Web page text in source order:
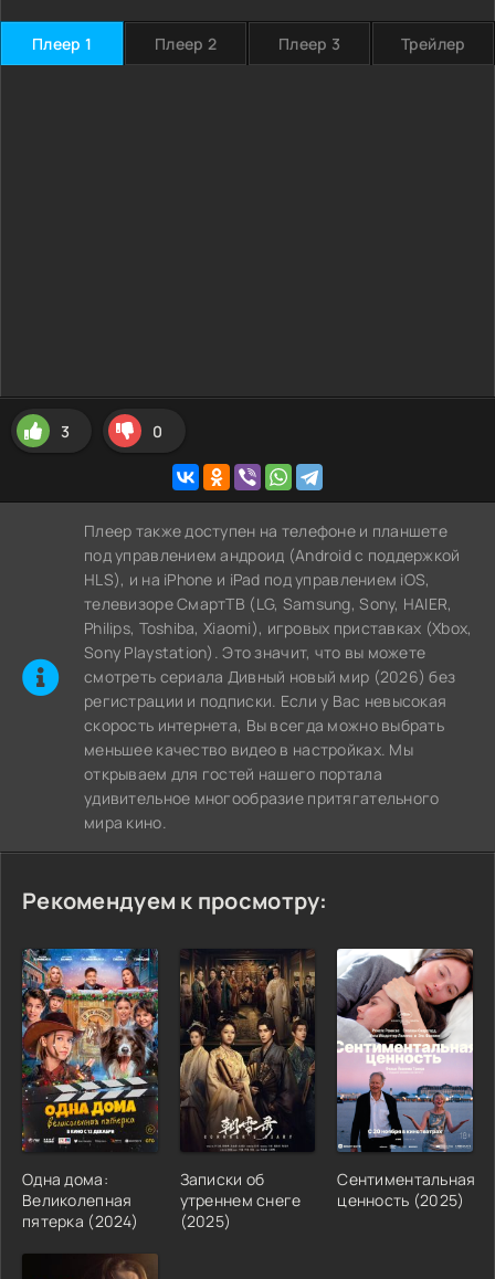
Плеер 1 Плеер 2 Плеер 3 Трейлер
3 0
Плеер также доступен на телефоне и планшете
под управлением андроид (Android с поддержкой
HLS), и на iPhone и iPad под управлением iOS,
телевизоре СмартТВ (LG, Samsung, Sony, HAIER,
Philips, Toshiba, Xiaomi), игровых приставках (Xbox,
Sony Playstation). Это значит, что вы можете
cмотреть сериала Дивный новый мир (2026) без
регистрации и подписки. Если у Вас невысокая
скорость интернета, Вы всегда можно выбрать
меньшее качество видео в настройках. Мы
открываем для гостей нашего портала
удивительное многообразие притягательного
мира кино.
Рекомендуем к просмотру:
Одна дома:
Великолепная
пятерка (2024)
Записки об
утреннем снеге
(2025)
Сентиментальная
ценность (2025)